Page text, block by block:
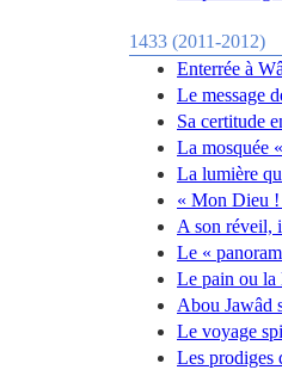
1433 (2011-2012)
Enterrée à
Le message
Sa certitude
La mosquée
La lumière
« Mon Dieu !
A son réveil,
Le «
Le pain ou la
Abou Jawâd
Le voyage
Les prodiges